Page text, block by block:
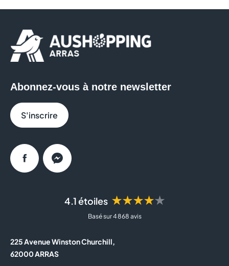
JEAN LOUIS DAVID
LA BOUTIQUE DU COIFFEUR
OPTIC 2000
PARAPHARMACIE
PARFOIS
4.1 étoiles ★★★★★
Basé sur 4 868 avis
225 Avenue Winston Churchill,
62000 ARRAS
Abonnez-vous à notre newsletter
S'inscrire
FacebookMessenger